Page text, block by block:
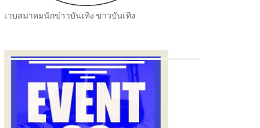
เวบสมาคมนักข่าวบันเทิง ข่าวบันเทิง